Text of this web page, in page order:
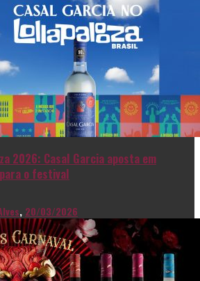
2026: Casal Garcia aposta em
o festival
, 20/03/2026